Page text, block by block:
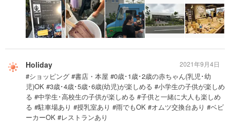
Holiday
#ショッピング #書店・本屋 #0歳･1歳･2歳の赤ちゃん(乳児･幼
児)OK #3歳･4歳･5歳･6歳(幼児)が楽しめる #小学生の子供が楽しめ
る #中学生･高校生の子供が楽しめる #子供と一緒に大人も楽しめ
る #駐車場あり #授乳室あり #雨でもOK #オムツ交換台あり #ベビ
ーカーOK #レストランあり
2021年9月4日